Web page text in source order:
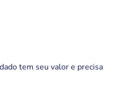
tem seu valor e precisa